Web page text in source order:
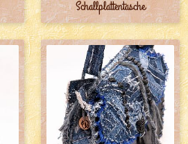
Schallplattentasche